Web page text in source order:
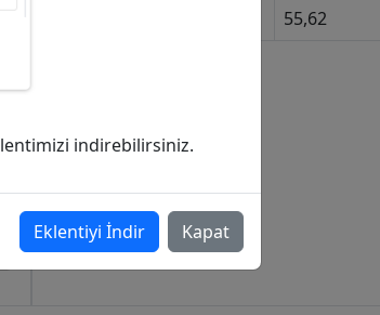
55,62
indirebilirsiniz.
Eklentiyi İndir Kapat